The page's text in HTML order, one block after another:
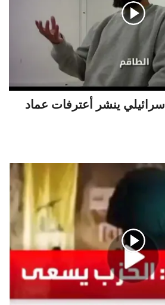
ينشر أعترفات عماد